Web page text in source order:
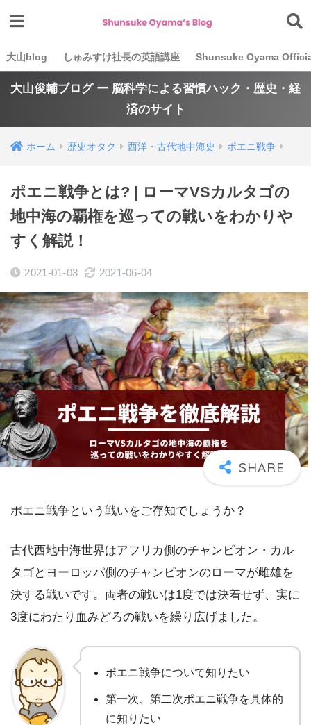
大山blog しゅみすけ社長の英語講座 Shunsuke Oyama
大山俊輔ブログ ー 脳科学による習慣ハック・歴史・経
済のサイト
ホーム 歴史オタク 西洋・古代地中海史 ポエニ戦争
ポエニ戦争とは? | ローマVSカルタゴの
地中海の覇権を巡っての戦いをわかりや
すく解説！
2021-01-03 2021-06-04
ポエニ戦争という戦いをご存知でしょうか？
古代西地中海世界はアフリカ側のチャンピオン・カル
タゴとヨーロッパ側のチャンピオンのローマが雌雄を
決する戦いです。両者の戦いは1度では決着せず、実に
3度にわたり血みどろの戦いを繰り広げました。
ポエニ戦争について知りたい
第一次、第二次ポエニ戦争を具体的
に知りたい